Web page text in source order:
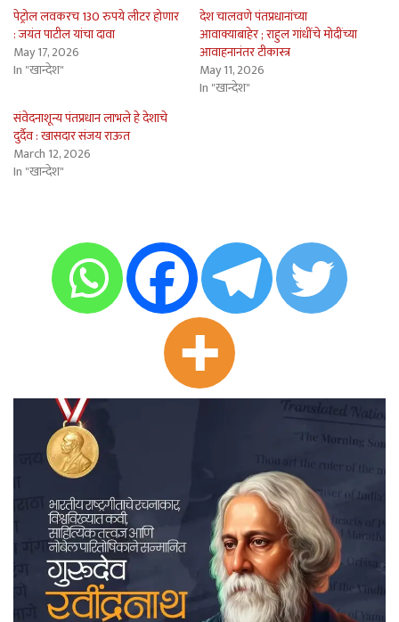
पेट्रोल लवकरच 130 रुपये लीटर होणार
: जयंत पाटील यांचा दावा
May 17, 2026
In "खान्देश"
देश चालवणे पंतप्रधानांच्या
आवाक्याबाहेर ; राहुल गांधींंचे मोदींच्या
आवाहनानंतर टीकास्त्र
May 11, 2026
In "खान्देश"
संवेदनाशून्य पंतप्रधान लाभले हे देशाचे
दुर्दैव : खासदार संजय राऊत
March 12, 2026
In "खान्देश"